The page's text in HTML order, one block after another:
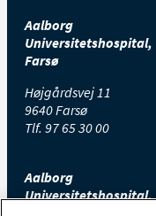
Aalborg
Universitetshospital,
Farsø
Højgårdsvej 11
9640 Farsø
Tlf. 97 65 30 00
Aalborg
Universitetshospital,